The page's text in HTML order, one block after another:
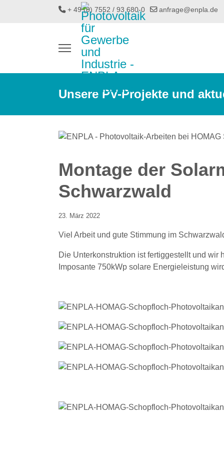
+ 49 (0) 7552 / 93 680-0 anfrage@enpla.de
Unsere PV-Projekte und
Montage der
Schwarzwald
23. März 2022
Viel Arbeit und gute Stimmung im
Die Unterkonstruktion ist fertiggestellt und
Imposante 750kWp solare Energieleistung